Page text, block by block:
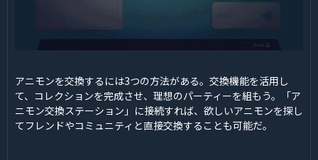
アニモンを交換するには3つの方法がある。交換機能を活用し
て、コレクションを完成させ、理想のパーティーを組もう。「ア
ニモン交換ステーション」に接続すれば、欲しいアニモンを探し
てフレンドやコミュニティと直接交換することも可能だ。